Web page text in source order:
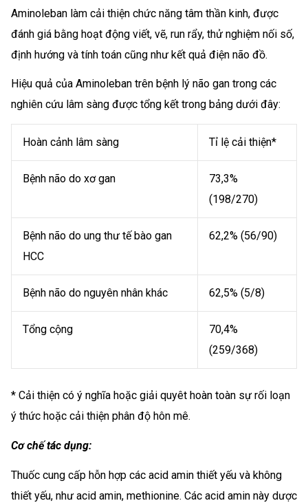
Aminoleban làm cải thiện chức năng tâm thần kinh, được
đánh giá bằng hoạt động viết, vẽ, run rẩy, thử nghiệm nối số,
định hướng và tính toán cũng như kết quả điện não đồ.
Hiệu quả của Aminoleban trên bệnh lý não gan trong các
nghiên cứu lâm sàng được tổng kết trong bảng dưới đây:
Hoàn cảnh lâm sàng Tỉ lệ cải thiện*
Bệnh não do xơ gan
73,3%
(198/270)
Bệnh não do ung thư tế bào gan
HCC
62,2% (56/90)
Bệnh não do nguyên nhân khác 62,5% (5/8)
Tổng cộng
70,4%
(259/368)
* Cải thiện có ý nghĩa hoặc giải quyêt hoàn toàn sự rối loạn
ý thức hoặc cải thiện phân độ hôn mê.
Cơ chế tác dụng:
Thuốc cung cấp hỗn hợp các acid amin thiết yếu và không
thiết yếu, như acid amin, methionine. Các acid amin này dược